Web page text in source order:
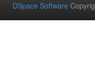
DSpace Software